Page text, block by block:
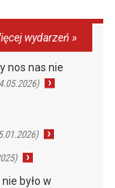
wydarzeń »
nos nas nie
było w